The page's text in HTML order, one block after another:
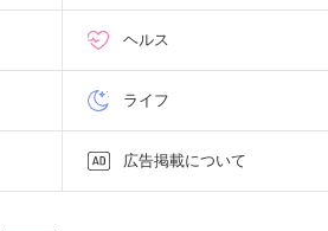
ヘルス
ライフ
広告掲載について